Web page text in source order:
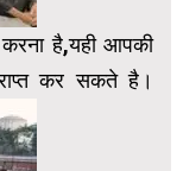
है,यही आपकी
कर सकते है।